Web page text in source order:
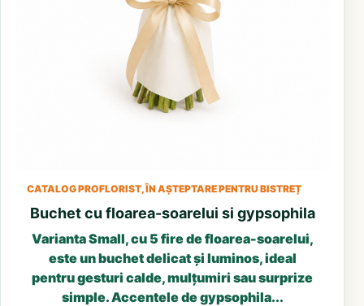
CATALOG PROFLORIST, ÎN AȘTEPTARE PENTRU BISTREȚ
Buchet cu floarea-soarelui si gypsophila
Varianta Small, cu 5 fire de floarea-soarelui,
este un buchet delicat și luminos, ideal
pentru gesturi calde, mulțumiri sau surprize
simple. Accentele de gypsophila...